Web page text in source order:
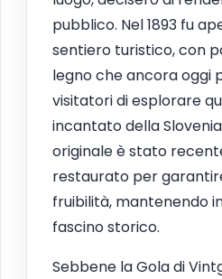
pubblico. Nel 1893 fu
sentiero turistico, con
legno che ancora oggi
visitatori di esplorare
incantato della
originale è stato
restaurato per
fruibilità, mantenendo
fascino storico.
Sebbene la Gola di